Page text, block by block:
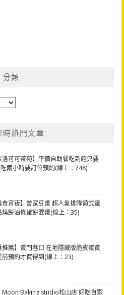
分類
時熱門文章
洛可可茶苑】平價自助餐吃到飽只要
兩小時要訂位預約(線上：748)
食宵夜】曾家豆漿 超人氣排隊葡式蛋
餅油條蛋餅混漿(線上：35)
推薦】黃門巷口 在地隱藏版脆皮蛋黃
預約才買得到(線上：23)
Moon Baking studio松山店 好吃自家